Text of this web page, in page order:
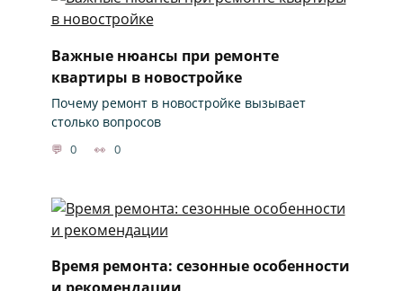
Важные нюансы при ремонте
квартиры в новостройке
Почему ремонт в новостройке вызывает
столько вопросов
0 0
Время ремонта: сезонные особенности